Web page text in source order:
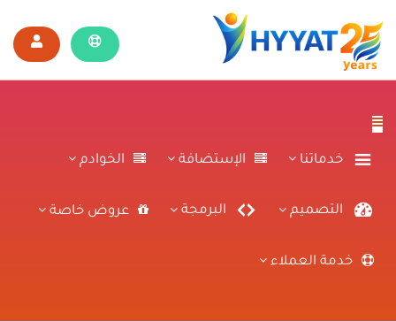
خدماتنا الإستضافة الخوادم
التصميم البرمجة عروض خاصة
خدمة العملاء